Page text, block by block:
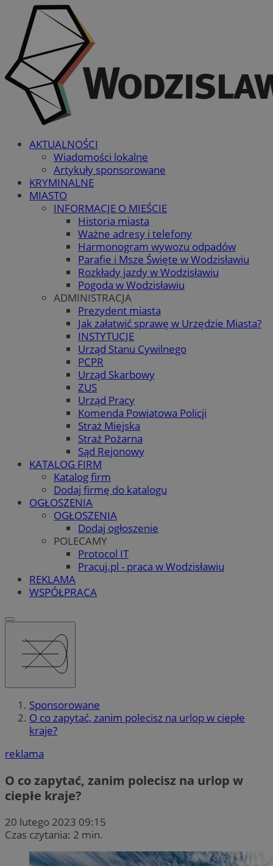
AKTUALNOŚCI
Wiadomości lokalne
Artykuły sponsorowane
KRYMINALNE
MIASTO
INFORMACJE O MIEŚCIE
Historia miasta
Ważne adresy i telefony
Harmonogram wywozu odpadów
Parafie i Msze Święte w Wodzisławiu
Rozkłady jazdy w Wodzisławiu
Pogoda w Wodzisławiu
ADMINISTRACJA
Prezydent miasta
Jak załatwić sprawę w Urzędzie Miasta?
INSTYTUCJE
Urząd Stanu Cywilnego
PCPR
Urząd Skarbowy
ZUS
Urząd Pracy
Komenda Powiatowa Policji
Straż Miejska
Straż Pożarna
Sąd Rejonowy
KATALOG FIRM
Katalog firm
Dodaj firmę do katalogu
OGŁOSZENIA
OGŁOSZENIA
Dodaj ogłoszenie
POLECAMY
Protocol IT
Pracuj.pl - praca w Wodzisławiu
REKLAMA
WSPÓŁPRACA
Sponsorowane
O co zapytać, zanim polecisz na urlop w ciepłe
kraje?
reklama
O co zapytać, zanim polecisz na urlop w
ciepłe kraje?
20 lutego 2023 09:15
Czas czytania: 2 min.